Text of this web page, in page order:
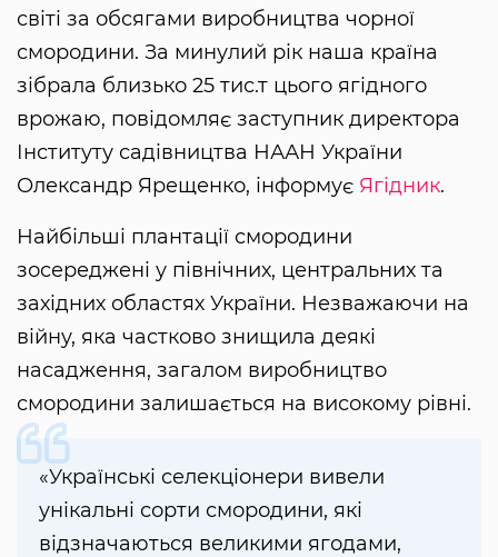
світі за обсягами виробництва чорної
смородини. За минулий рік наша країна
зібрала близько 25 тис.т цього ягідного
врожаю, повідомляє заступник директора
Інституту садівництва НААН України
Олександр Ярещенко, інформує Ягідник.
Найбільші плантації смородини
зосереджені у північних, центральних та
західних областях України. Незважаючи на
війну, яка частково знищила деякі
насадження, загалом виробництво
смородини залишається на високому рівні.
«Українські селекціонери вивели
унікальні сорти смородини, які
відзначаються великими ягодами,